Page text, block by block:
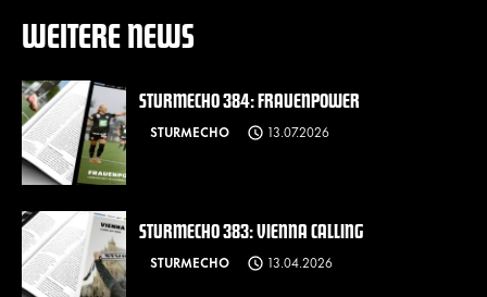
WEITERE NEWS
STURMECHO 384: FRAUENPOWER
STURMECHO 13.07.2026
STURMECHO 383: VIENNA CALLING
STURMECHO 13.04.2026